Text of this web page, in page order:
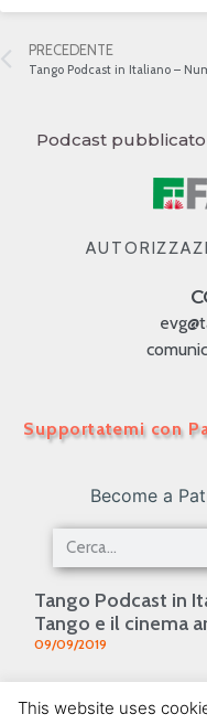
PRECEDENTE
Podcast
Supportatemi con
Become a
Tango Podcast in
Tango e il cinema
09/09/2019
TANGO PODCAST
This website uses